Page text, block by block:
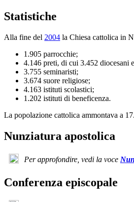
Statistiche
Alla fine del 2004 la Chiesa cattolica in
1.905 parrocchie;
4.146 preti, di cui 3.452 diocesani
3.755 seminaristi;
3.674 suore religiose;
4.163 istituti scolastici;
1.202 istituti di beneficenza.
La popolazione cattolica ammontava a
Nunziatura apostolica
Per approfondire, vedi la voce
Conferenza episcopale